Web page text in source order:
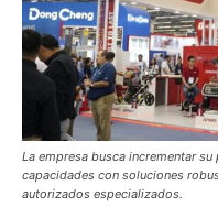
La empresa busca incrementar
capacidades con soluciones
autorizados especializados.